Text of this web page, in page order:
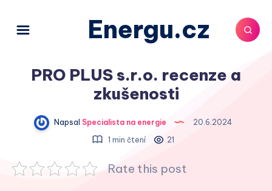
Energu.cz
PRO PLUS s.r.o. recenze a
zkušenosti
Napsal Specialista na energie
20.6.2024
1 min čtení
21
Rate this post